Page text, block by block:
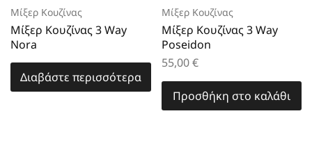
Μίξερ Κουζίνας
Μίξερ Κουζίνας 3 Way
Nora
Διαβάστε περισσότερα
Μίξερ Κουζίνας
Μίξερ Κουζίνας 3 Way
Poseidon
55,00€
Προσθήκη στο καλάθι